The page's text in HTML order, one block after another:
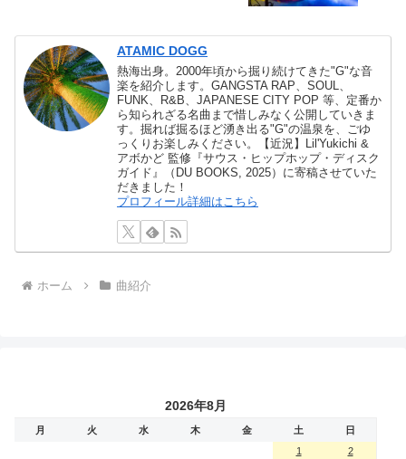
ATAMIC DOGG
熱海出身。2000年頃から掘り続けてきた"G"な音
楽を紹介します。GANGSTA RAP、SOUL、
FUNK、R&B、JAPANESE CITY POP 等、定番か
ら知られざる名曲まで惜しみなく公開していきま
す。掘れば掘るほど湧き出る"G"の温泉を、ごゆ
っくりお楽しみください。【近況】Lil'Yukichi &
アボかど 監修『サウス・ヒップホップ・ディスク
ガイド』（DU BOOKS, 2025）に寄稿させていた
だきました！
プロフィール詳細はこちら
ホーム 曲紹介
2026年8月
月 火 水 木 金 土
日
1
2